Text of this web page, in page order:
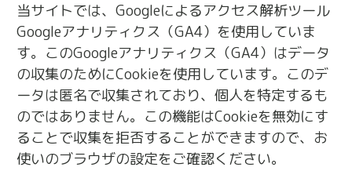
当サイトでは、Googleによるアクセス解析ツール
Googleアナリティクス（GA4）を使用していま
す。このGoogleアナリティクス（GA4）はデータ
の収集のためにCookieを使用しています。このデ
ータは匿名で収集されており、個人を特定するも
のではありません。この機能はCookieを無効にす
ることで収集を拒否することができますので、お
使いのブラウザの設定をご確認ください。